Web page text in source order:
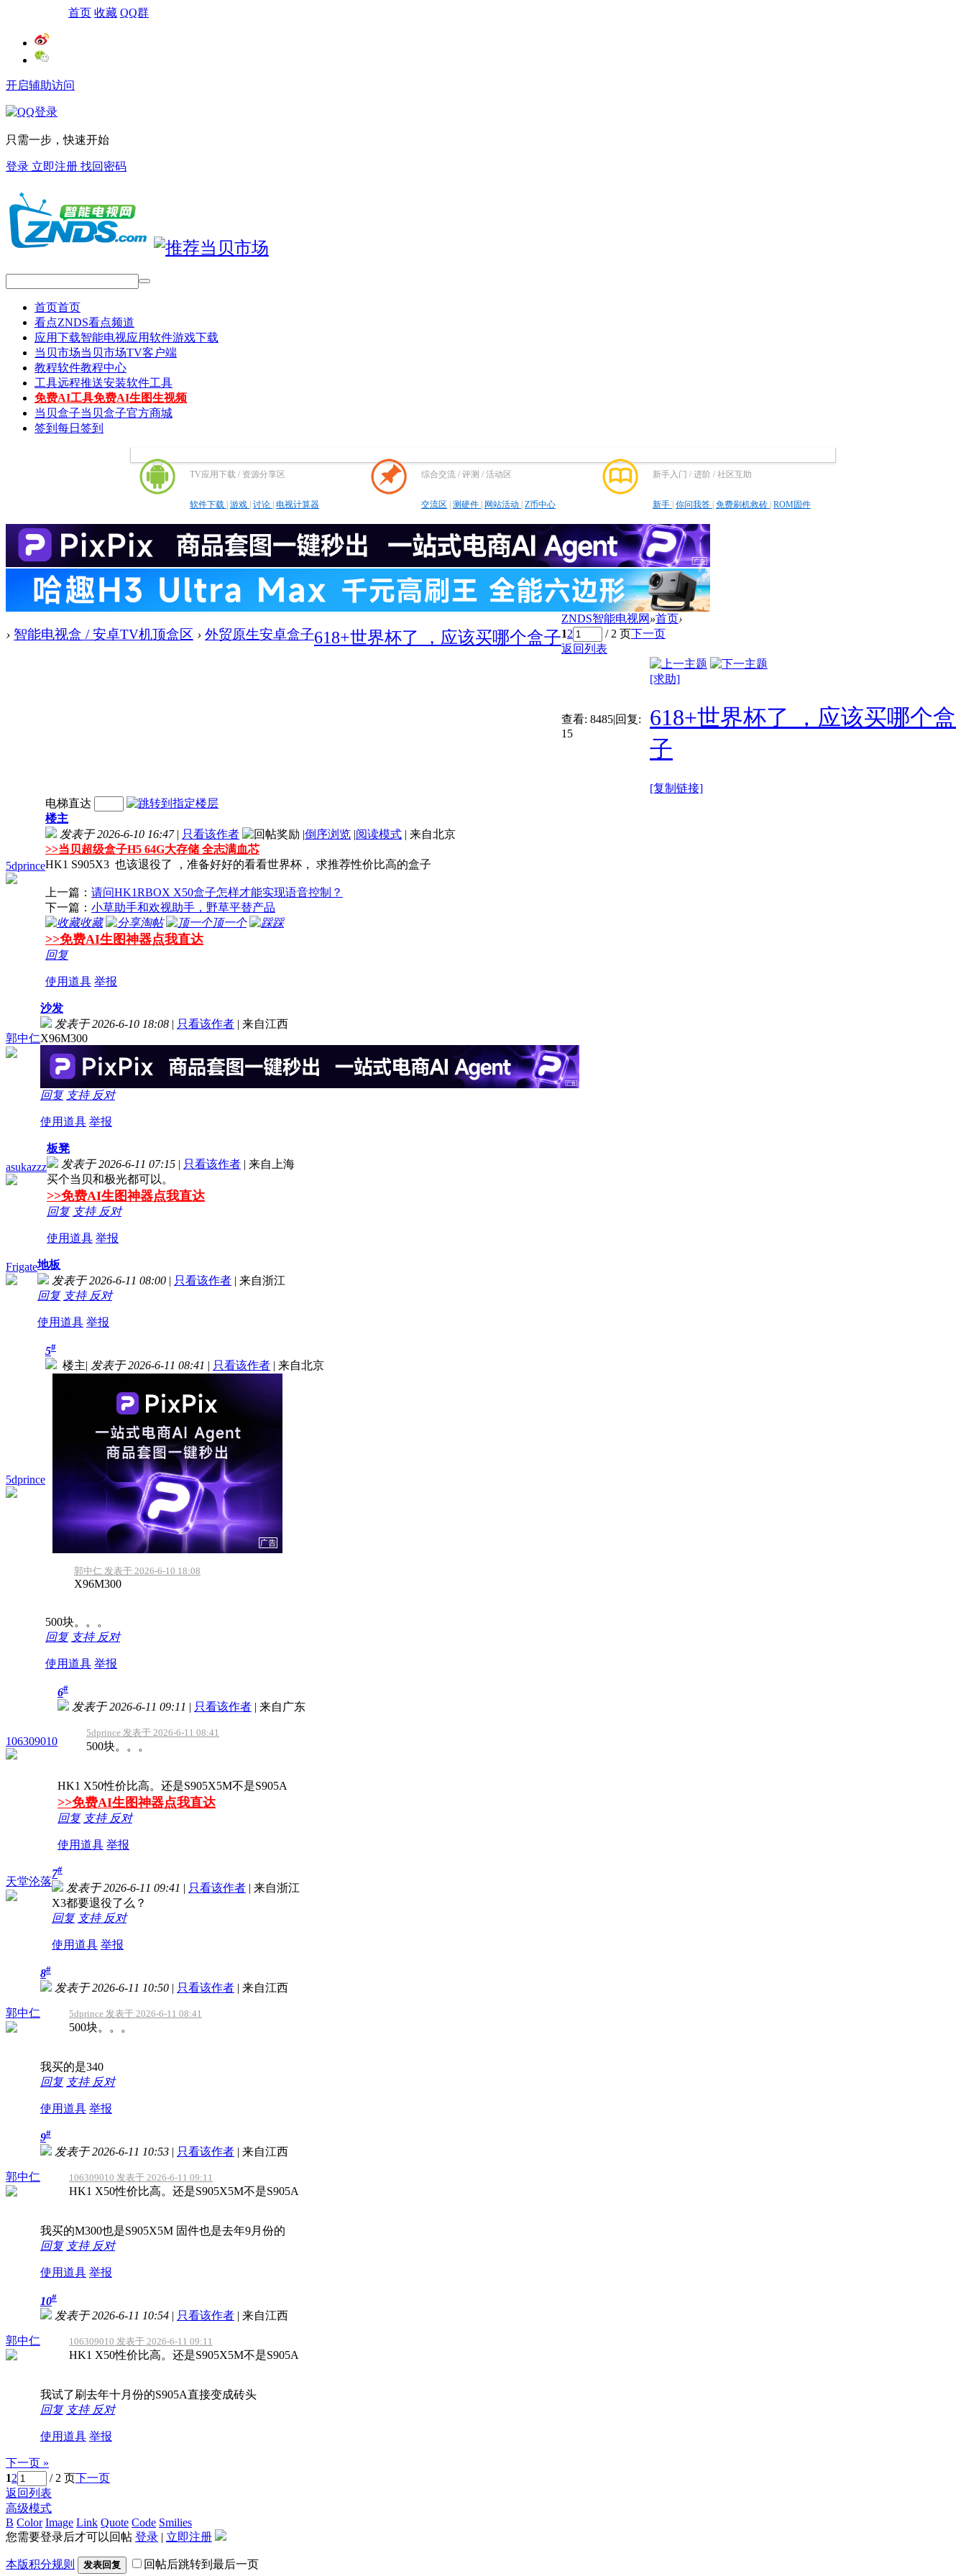
首页 收藏 QQ群
开启辅助访问
只需一步，快速开始
登录 立即注册 找回密码
首页首页
看点ZNDS看点频道
应用下载智能电视应用软件游戏下载
当贝市场当贝市场TV客户端
教程软件教程中心
工具远程推送安装软件工具
免费AI工具免费AI生图生视频
当贝盒子当贝盒子官方商城
签到 每日签到
TV应用下载 / 资源分享区
软件下载 | 游戏 | 讨论 | 电视计算器
综合交流 / 评测 / 活动区
交流区 | 测硬件 | 网站活动 | Z币中心
新手入门 / 进阶 / 社区互助
新手 | 你问我答 | 免费刷机救砖 | ROM固件
ZNDS智能电视网 »首页
› 智能电视盒 / 安卓TV机顶盒区 › 外贸原生安卓盒子
›
618+世界杯了 ，应该买哪个盒子12 / 2 页下一页
返回列表
查看: 8485|回复:
15
[求助]
618+世界杯了 ，应该买哪个盒
子
[复制链接]
5dprince
电梯直达
楼主
发表于 2026-6-10 16:47 | 只看该作者 |倒序浏览 |阅读模式 | 来自北京
>>当贝超级盒子H5 64G大存储 全志满血芯
HK1 S905X3 也该退役了 ，准备好好的看看世界杯， 求推荐性价比高的盒子
上一篇： 请问HK1RBOX X50盒子怎样才能实现语音控制？
下一篇： 小草助手和欢视助手，野草平替产品
收藏
淘帖 顶一个 踩
>>免费AI生图神器点我直达
回复
使用道具 举报
郭中仁
沙发
发表于 2026-6-10 18:08 | 只看该作者 | 来自江西
X96M300
回复 支持 反对
使用道具 举报
asukazzz
板凳
发表于 2026-6-11 07:15 | 只看该作者 | 来自上海
买个当贝和极光都可以。
>>免费AI生图神器点我直达
回复 支持 反对
使用道具 举报
Frigate地板
发表于 2026-6-11 08:00 | 只看该作者 | 来自浙江
回复 支持 反对
使用道具 举报
5dprince
5#
楼主| 发表于 2026-6-11 08:41 | 只看该作者 | 来自北京
郭中仁 发表于 2026-6-10 18:08
X96M300
500块。。。
回复 支持 反对
使用道具 举报
106309010
6#
发表于 2026-6-11 09:11 | 只看该作者 | 来自广东
5dprince 发表于 2026-6-11 08:41
500块。。。
HK1 X50性价比高。还是S905X5M不是S905A
>>免费AI生图神器点我直达
回复 支持 反对
使用道具 举报
天堂沦落
7#
发表于 2026-6-11 09:41 | 只看该作者 | 来自浙江
X3都要退役了么？
回复 支持 反对
使用道具 举报
郭中仁
8#
发表于 2026-6-11 10:50 | 只看该作者 | 来自江西
5dprince 发表于 2026-6-11 08:41
500块。。。
我买的是340
回复 支持 反对
使用道具 举报
郭中仁
9#
发表于 2026-6-11 10:53 | 只看该作者 | 来自江西
106309010 发表于 2026-6-11 09:11
HK1 X50性价比高。还是S905X5M不是S905A
我买的M300也是S905X5M 固件也是去年9月份的
回复 支持 反对
使用道具 举报
郭中仁
10#
发表于 2026-6-11 10:54 | 只看该作者 | 来自江西
106309010 发表于 2026-6-11 09:11
HK1 X50性价比高。还是S905X5M不是S905A
我试了刷去年十月份的S905A直接变成砖头
回复 支持 反对
使用道具 举报
下一页 »
12 / 2 页下一页
返回列表
高级模式
B Color Image Link Quote Code Smilies
您需要登录后才可以回帖 登录 | 立即注册
本版积分规则 发表回复 回帖后跳转到最后一页